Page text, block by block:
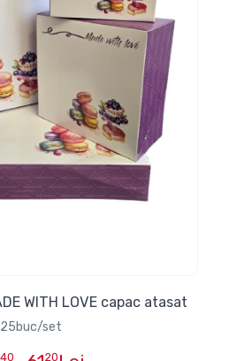
WITH LOVE capac atasat
25buc/set
40 20